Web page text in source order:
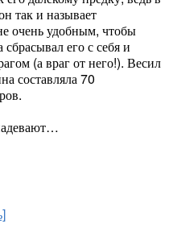
так и называет
очень удобным, чтобы
его с себя и
(а враг от него!). Весил
составляла 70